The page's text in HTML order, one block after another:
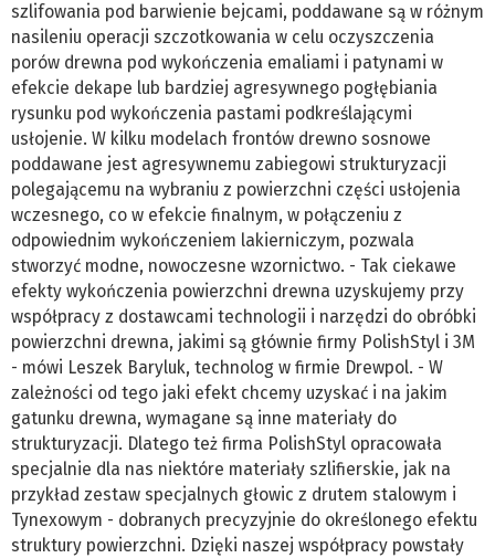
szlifowania pod barwienie bejcami, poddawane są w różnym
nasileniu operacji szczotkowania w celu oczyszczenia
porów drewna pod wykończenia emaliami i patynami w
efekcie dekape lub bardziej agresywnego pogłębiania
rysunku pod wykończenia pastami podkreślającymi
usłojenie. W kilku modelach frontów drewno sosnowe
poddawane jest agresywnemu zabiegowi strukturyzacji
polegającemu na wybraniu z powierzchni części usłojenia
wczesnego, co w efekcie finalnym, w połączeniu z
odpowiednim wykończeniem lakierniczym, pozwala
stworzyć modne, nowoczesne wzornictwo. - Tak ciekawe
efekty wykończenia powierzchni drewna uzyskujemy przy
współpracy z dostawcami technologii i narzędzi do obróbki
powierzchni drewna, jakimi są głównie firmy PolishStyl i 3M
- mówi Leszek Baryluk, technolog w firmie Drewpol. - W
zależności od tego jaki efekt chcemy uzyskać i na jakim
gatunku drewna, wymagane są inne materiały do
strukturyzacji. Dlatego też firma PolishStyl opracowała
specjalnie dla nas niektóre materiały szlifierskie, jak na
przykład zestaw specjalnych głowic z drutem stalowym i
Tynexowym - dobranych precyzyjnie do określonego efektu
struktury powierzchni. Dzięki naszej współpracy powstały